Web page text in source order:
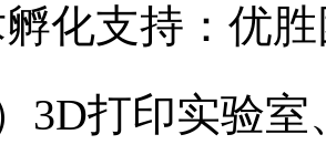
支持：优胜
）3D打印实验